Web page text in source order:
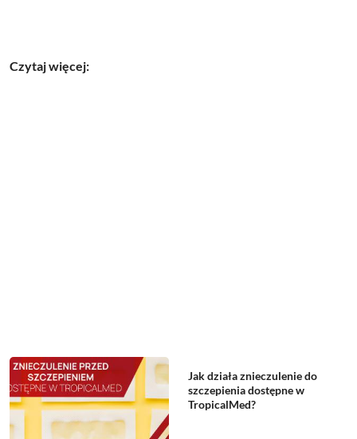
Czytaj więcej:
Jak działa znieczulenie do
szczepienia dostępne w
TropicalMed?